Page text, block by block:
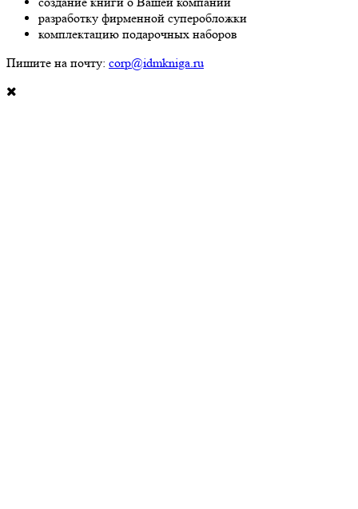
разработку фирменной суперобложки
комплектацию подарочных наборов
Пишите на почту: corp@idmkniga.ru